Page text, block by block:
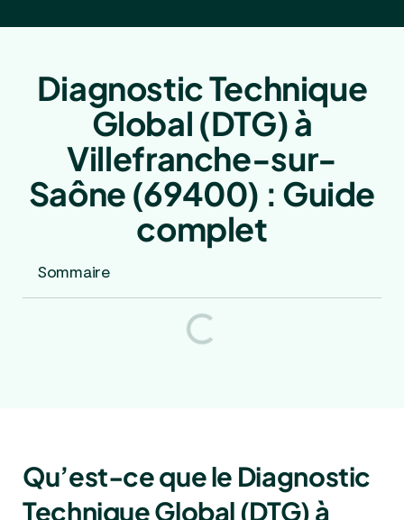
Diagnostic Technique
Global (DTG) à
Villefranche-sur-
Saône (69400) : Guide
complet
Sommaire
Qu’est-ce que le Diagnostic
Technique Global (DTG) à